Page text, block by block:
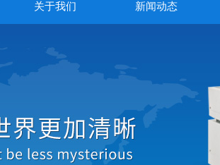
关于我们 新闻动态